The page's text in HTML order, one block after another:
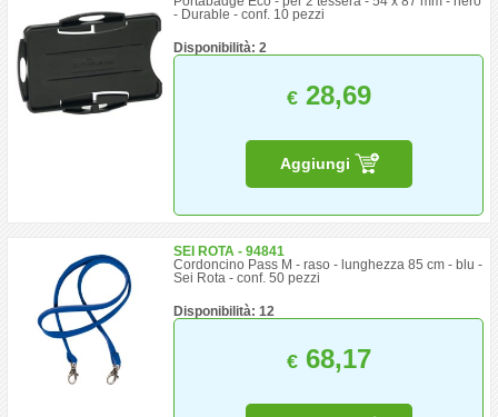
- Durable - conf. 10 pezzi
Disponibilità: 2
€28,69
Aggiungi
SEI ROTA - 94841
Cordoncino Pass M - raso - lunghezza 85 cm - blu -
Sei Rota - conf. 50 pezzi
Disponibilità: 12
€68,17